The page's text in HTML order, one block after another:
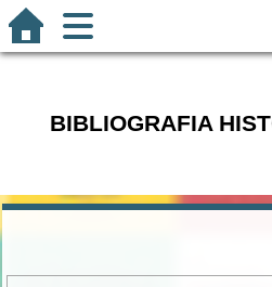
BIBLIOGRAFIA